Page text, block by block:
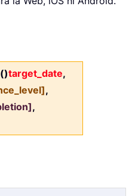
target_date,
,
,